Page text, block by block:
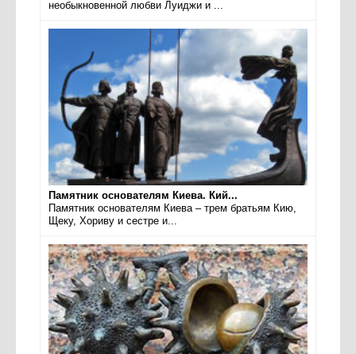
необыкновенной любви Луиджи и ...
Памятник основателям Киева. Кий...
Памятник основателям Киева – трем братьям Кию,
Щеку, Хориву и сестре и...